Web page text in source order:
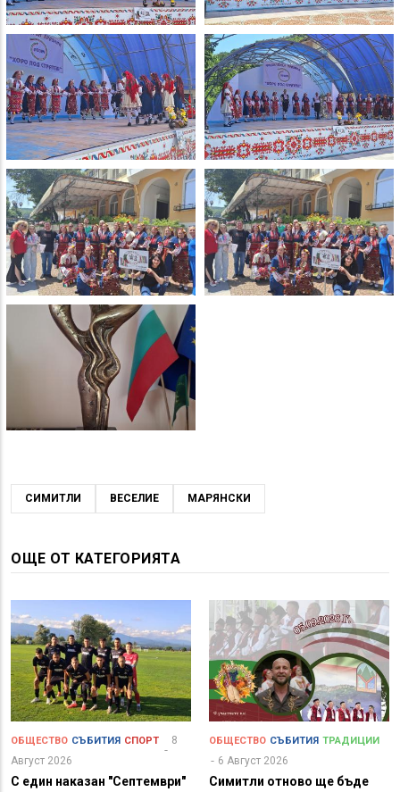
СИМИТЛИ ВЕСЕЛИЕ МАРЯНСКИ
ОЩЕ ОТ КАТЕГОРИЯТА
ОБЩЕСТВО СЪБИТИЯ СПОРТ
8
Август 2026
С един наказан "Септември"
ОБЩЕСТВО СЪБИТИЯ ТРАДИЦИИ
6 Август 2026
Симитли отново ще бъде